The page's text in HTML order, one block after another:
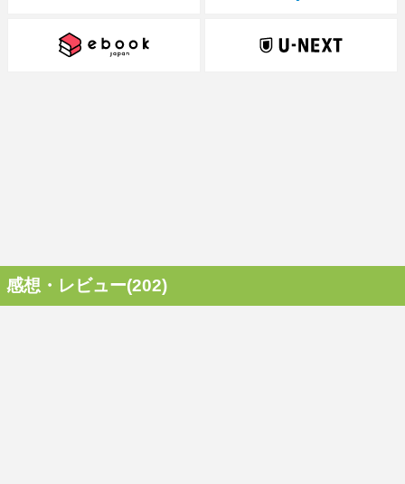
感想・レビュー(202)